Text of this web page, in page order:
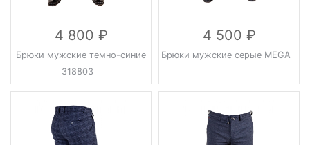
4 800
Брюки мужские темно-синие
318803
4 500
Брюки мужские серые MEGA